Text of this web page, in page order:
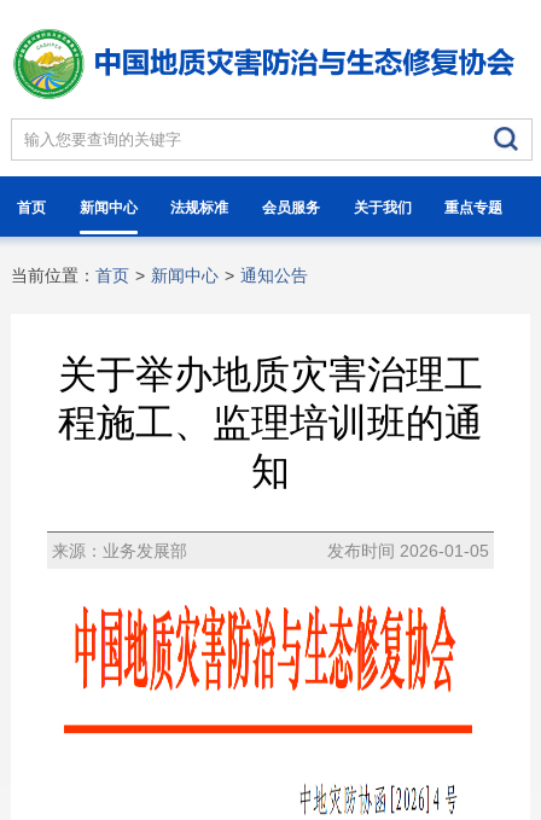
首页 新闻中心 法规标准 会员服务 关于我们 重点专题
当前位置： 首页 > 新闻中心 > 通知公告
关于举办地质灾害治理工
程施工、监理培训班的通
知
来源：业务发展部 发布时间 2026-01-05